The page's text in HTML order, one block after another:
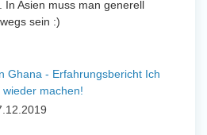
In Asien muss man generell
sein :)
Ghana - Erfahrungsbericht Ich
machen!